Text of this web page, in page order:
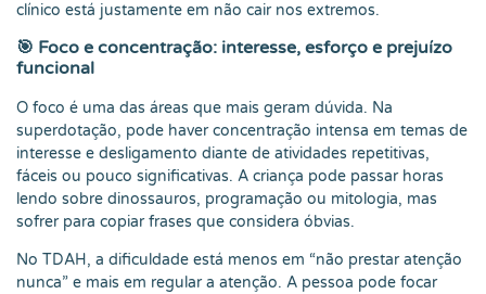
clínico está justamente em não cair nos extremos.
🎯 Foco e concentração: interesse, esforço e prejuízo
funcional
O foco é uma das áreas que mais geram dúvida. Na
superdotação, pode haver concentração intensa em temas de
interesse e desligamento diante de atividades repetitivas,
fáceis ou pouco significativas. A criança pode passar horas
lendo sobre dinossauros, programação ou mitologia, mas
sofrer para copiar frases que considera óbvias.
No TDAH, a dificuldade está menos em “não prestar atenção
nunca” e mais em regular a atenção. A pessoa pode focar